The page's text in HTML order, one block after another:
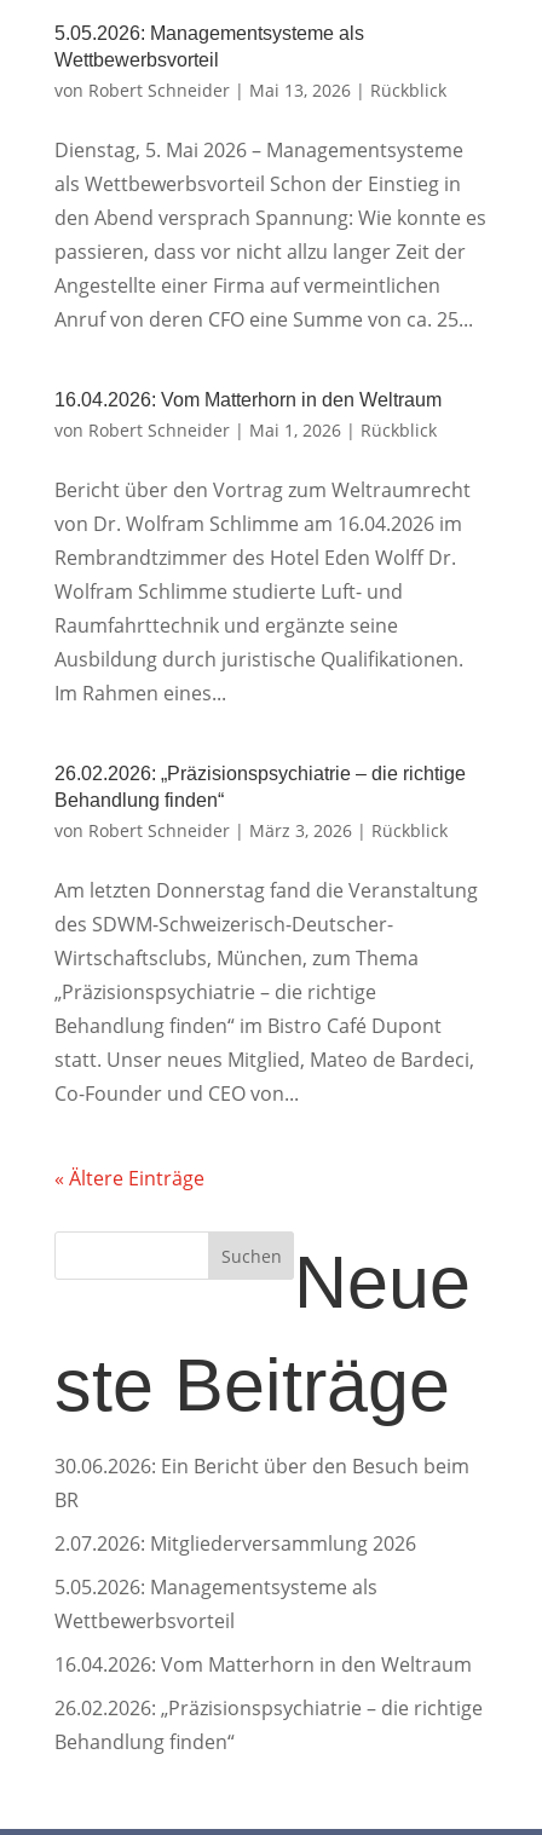
5.05.2026: Managementsysteme als
Wettbewerbsvorteil
von Robert Schneider| Mai 13, 2026| Rückblick
Dienstag, 5. Mai 2026 – Managementsysteme
als Wettbewerbsvorteil Schon der Einstieg in
den Abend versprach Spannung: Wie konnte es
passieren, dass vor nicht allzu langer Zeit der
Angestellte einer Firma auf vermeintlichen
Anruf von deren CFO eine Summe von ca. 25...
16.04.2026: Vom Matterhorn in den Weltraum
von Robert Schneider| Mai 1, 2026| Rückblick
Bericht über den Vortrag zum Weltraumrecht
von Dr. Wolfram Schlimme am 16.04.2026 im
Rembrandtzimmer des Hotel Eden Wolff Dr.
Wolfram Schlimme studierte Luft- und
Raumfahrttechnik und ergänzte seine
Ausbildung durch juristische Qualifikationen.
Im Rahmen eines...
26.02.2026: „Präzisionspsychiatrie – die richtige
Behandlung finden“
von Robert Schneider| März 3, 2026| Rückblick
Am letzten Donnerstag fand die Veranstaltung
des SDWM-Schweizerisch-Deutscher-
Wirtschaftsclubs, München, zum Thema
„Präzisionspsychiatrie – die richtige
Behandlung finden“ im Bistro Café Dupont
statt. Unser neues Mitglied, Mateo de Bardeci,
Co-Founder und CEO von...
« Ältere Einträge
Suchen
Neue
ste Beiträge
30.06.2026: Ein Bericht über den Besuch beim
BR
2.07.2026: Mitgliederversammlung 2026
5.05.2026: Managementsysteme als
Wettbewerbsvorteil
16.04.2026: Vom Matterhorn in den Weltraum
26.02.2026: „Präzisionspsychiatrie – die richtige
Behandlung finden“